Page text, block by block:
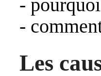
-
-
Les